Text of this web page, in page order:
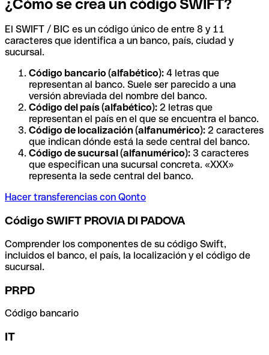
¿Cómo se crea un código SWIFT?
El SWIFT / BIC es un código único de entre 8 y 11
caracteres que identifica a un banco, país, ciudad y
sucursal.
Código bancario (alfabético): 4 letras que
representan al banco. Suele ser parecido a una
versión abreviada del nombre del banco.
Código del país (alfabético): 2 letras que
representan el país en el que se encuentra el banco.
Código de localización (alfanumérico): 2 caracteres
que indican dónde está la sede central del banco.
Código de sucursal (alfanumérico): 3 caracteres
que especifican una sucursal concreta. «XXX»
representa la sede central del banco.
Hacer transferencias con Qonto
Código SWIFT PROVIA DI PADOVA
Comprender los componentes de su código Swift,
incluidos el banco, el país, la localización y el código de
sucursal.
PRPD
Código bancario
IT